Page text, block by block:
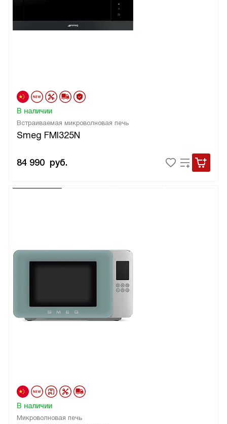
Встраиваемая микроволновая печь
Smeg FMI325N
В наличии
84 990 руб.
Микроволновая печь
В наличии